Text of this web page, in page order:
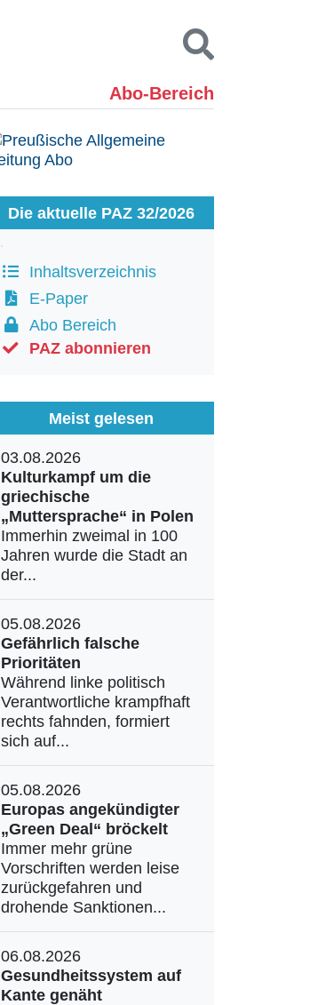
Abo-Bereich
Kontakt
Die aktuelle PAZ 32/2026
Inhaltsverzeichnis
E-Paper
Abo Bereich
PAZ abonnieren
Meist gelesen
03.08.2026
Kulturkampf um die
griechische
„Muttersprache“ in Polen
Immerhin zweimal in 100
Jahren wurde die Stadt an
der...
05.08.2026
Gefährlich falsche
Prioritäten
Während linke politisch
Verantwortliche krampfhaft
rechts fahnden, formiert
sich auf...
05.08.2026
Europas angekündigter
„Green Deal“ bröckelt
Immer mehr grüne
Vorschriften werden leise
zurückgefahren und
drohende Sanktionen...
06.08.2026
Gesundheitssystem auf
Kante genäht